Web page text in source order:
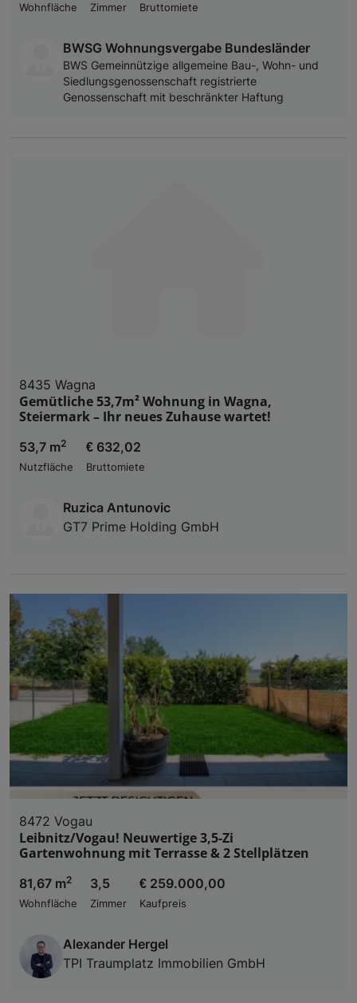
Wohnfläche
Zimmer Bruttomiete
BWSG Wohnungsvergabe Bundesländer
BWS Gemeinnützige allgemeine Bau-, Wohn- und
Siedlungsgenossenschaft registrierte
Genossenschaft mit beschränkter Haftung
8435 Wagna
Gemütliche 53,7m² Wohnung in Wagna,
Steiermark – Ihr neues Zuhause wartet!
53,7 m2
Nutzfläche
€ 632,02
Bruttomiete
Ruzica Antunovic
GT7 Prime Holding GmbH
8472 Vogau
Leibnitz/Vogau! Neuwertige 3,5-Zi
Gartenwohnung mit Terrasse & 2 Stellplätzen
81,67 m2
Wohnfläche
3,5
Zimmer
€ 259.000,00
Kaufpreis
Alexander Hergel
TPI Traumplatz Immobilien GmbH